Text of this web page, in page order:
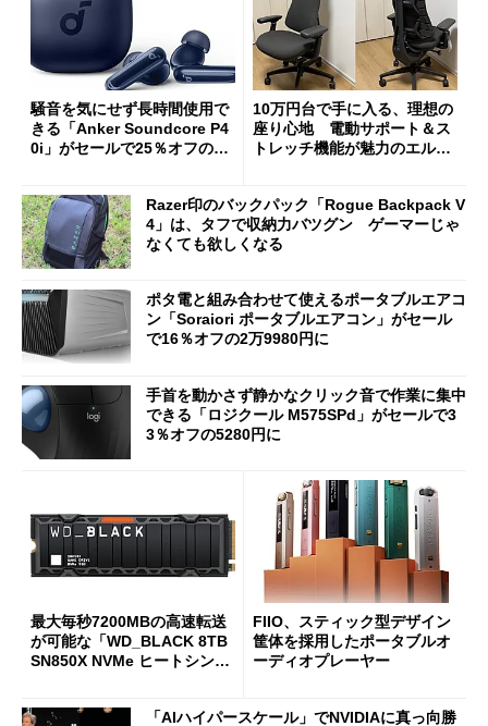
騒音を気にせず長時間使用で
きる「Anker Soundcore P4
0i」がセールで25％オフの59
10万円台で手に入る、理想の
座り心地 電動サポート＆ス
トレッチ機能が魅力のエルゴ
Razer印のバックパック「Rogue Backpack V
4」は、タフで収納力バツグン ゲーマーじゃ
なくても欲しくなる
ポタ電と組み合わせて使えるポータブルエアコ
ン「Soraiori ポータブルエアコン」がセール
で16％オフの2万9980円に
手首を動かさず静かなクリック音で作業に集中
できる「ロジクール M575SPd」がセールで3
3％オフの5280円に
最大毎秒7200MBの高速転送
が可能な「WD_BLACK 8TB
SN850X NVMe ヒートシンク
FIIO、スティック型デザイン
筐体を採用したポータブルオ
ーディオプレーヤー
「AIハイパースケール」でNVIDIAに真っ向勝